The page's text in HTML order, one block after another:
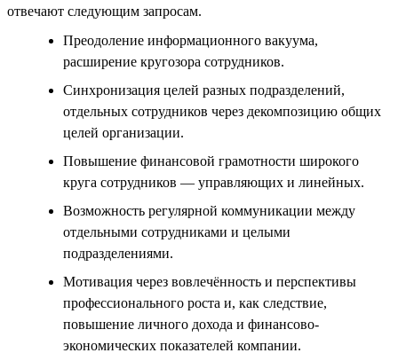
отвечают следующим запросам.
Преодоление информационного вакуума,
расширение кругозора сотрудников.
Синхронизация целей разных подразделений,
отдельных сотрудников через декомпозицию общих
целей организации.
Повышение финансовой грамотности широкого
круга сотрудников — управляющих и линейных.
Возможность регулярной коммуникации между
отдельными сотрудниками и целыми
подразделениями.
Мотивация через вовлечённость и перспективы
профессионального роста и, как следствие,
повышение личного дохода и финансово-
экономических показателей компании.